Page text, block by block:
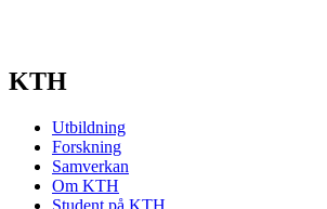
KTH
Utbildning
Forskning
Samverkan
Om KTH
Student på KTH